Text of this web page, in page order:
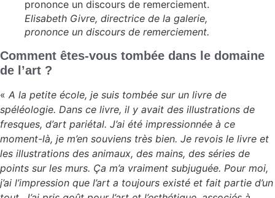
Elisabeth Givre, directrice de la galerie,
prononce un discours de remerciement.
Comment êtes-vous tombée dans le domaine
de l’art ?
« A la petite école, je suis tombée sur un livre de
spéléologie. Dans ce livre, il y avait des illustrations de
fresques, d’art pariétal. J’ai été impressionnée à ce
moment-là, je m’en souviens très bien. Je revois le livre et
les illustrations des animaux, des mains, des séries de
points sur les murs. Ça m’a vraiment subjuguée. Pour moi,
j’ai l’impression que l’art a toujours existé et fait partie d’un